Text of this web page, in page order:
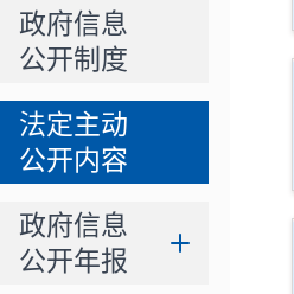
政府信息
公开制度
法定主动
公开内容
政府信息
公开年报